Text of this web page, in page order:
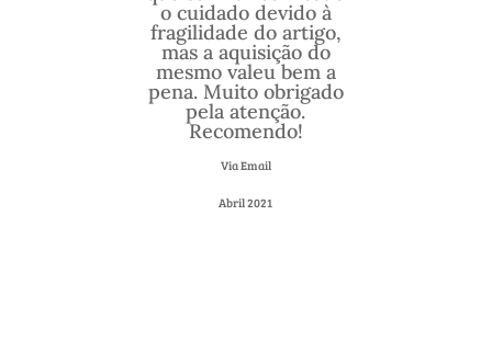
o cuidado devido à
fragilidade do artigo,
mas a aquisição do
mesmo valeu bem a
pena. Muito obrigado
pela atenção.
Recomendo!
Via Email
Abril 2021